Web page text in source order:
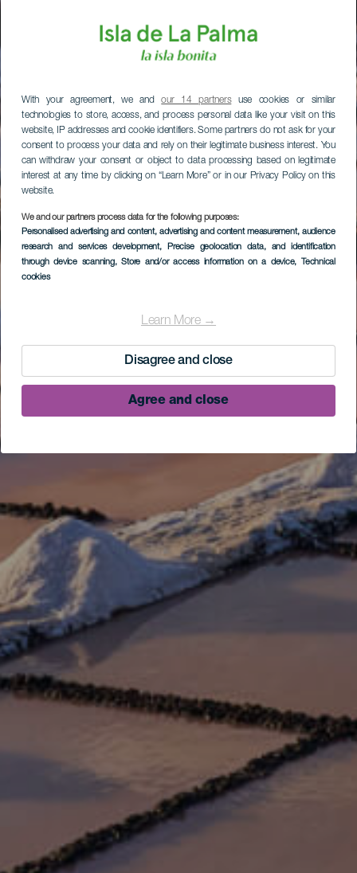
With your agreement, we andour 14 partnersuse cookies or similar
technologies to store, access, and process personal data like your visit on this
website, IP addresses and cookie identifiers. Some partners do not ask for your
consent to process your data and rely on their legitimate business interest. You
can withdraw your consent or object to data processing based on legitimate
interest at any time by clicking on “Learn More” or in our Privacy Policy on this
website.
We and our partners process data for the following purposes:
Personalised advertising and content, advertising and content measurement, audience
research and services development, Precise geolocation data, and identification
through device scanning, Store and/or access information on a device, Technical
cookies
Learn More →
Disagree and close
Agree and close